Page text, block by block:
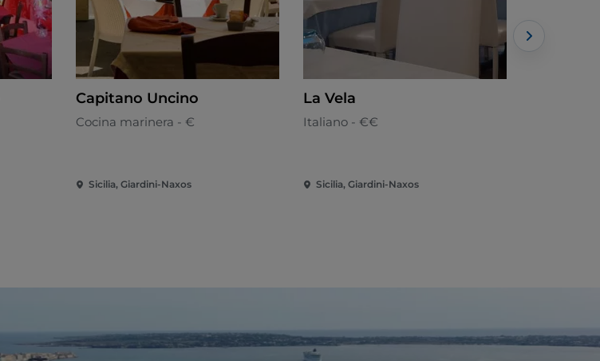
Capitano Uncino
Cocina marinera - €
Sicilia, Giardini-Naxos
La Vela
Italiano - €€
Sicilia, Giardini-Naxos